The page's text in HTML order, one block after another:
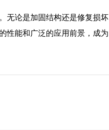
无论是加固结构还是修复损坏
性能和广泛的应用前景，成为